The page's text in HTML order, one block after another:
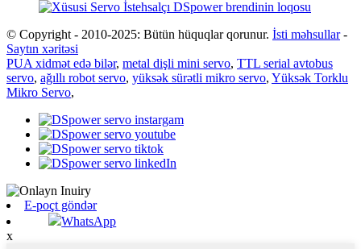
© Copyright - 2010-2025: Bütün hüquqlar qorunur. İsti məhsullar-
Saytın xəritəsi
PUA xidmət edə bilər, metal dişli mini servo, TTL serial avtobus
servo, ağıllı robot servo, yüksək sürətli mikro servo, Yüksək Torklu
Mikro Servo,
E-poçt göndər
WhatsApp
x